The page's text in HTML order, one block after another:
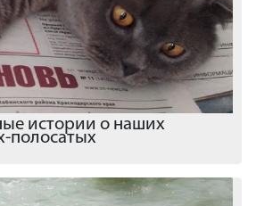
истории о наших
полосатых